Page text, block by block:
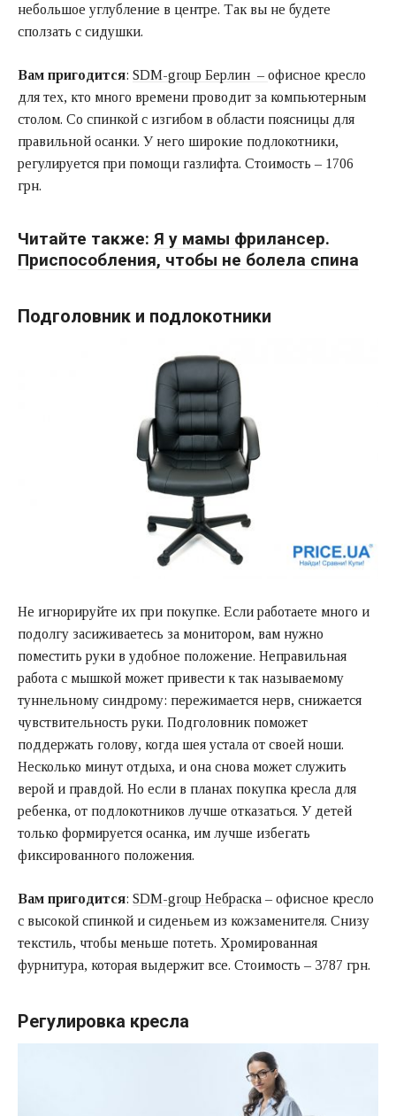
небольшое углубление в центре. Так вы не будете
сползать с сидушки.
Вам пригодится: SDM-group Берлин – офисное кресло
для тех, кто много времени проводит за компьютерным
столом. Со спинкой с изгибом в области поясницы для
правильной осанки. У него широкие подлокотники,
регулируется при помощи газлифта. Стоимость – 1706
грн.
Читайте также: Я у мамы фрилансер.
Приспособления, чтобы не болела спина
Подголовник и подлокотники
Не игнорируйте их при покупке. Если работаете много и
подолгу засиживаетесь за монитором, вам нужно
поместить руки в удобное положение. Неправильная
работа с мышкой может привести к так называемому
туннельному синдрому: пережимается нерв, снижается
чувствительность руки. Подголовник поможет
поддержать голову, когда шея устала от своей ноши.
Несколько минут отдыха, и она снова может служить
верой и правдой. Но если в планах покупка кресла для
ребенка, от подлокотников лучше отказаться. У детей
только формируется осанка, им лучше избегать
фиксированного положения.
Вам пригодится: SDM-group Небраска – офисное кресло
с высокой спинкой и сиденьем из кожзаменителя. Снизу
текстиль, чтобы меньше потеть. Хромированная
фурнитура, которая выдержит все. Стоимость – 3787 грн.
Регулировка кресла